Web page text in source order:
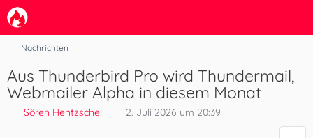
Nachrichten
Aus Thunderbird Pro wird Thundermail,
Webmailer Alpha in diesem Monat
Sören Hentzschel 2. Juli 2026 um 20:39